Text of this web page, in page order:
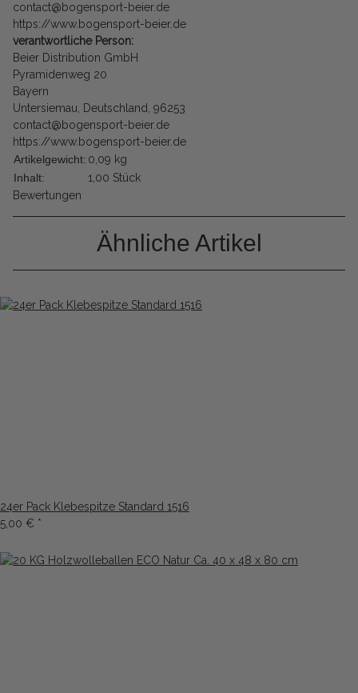
contact@bogensport-beier.de
https://www.bogensport-beier.de
verantwortliche Person:
Beier Distribution GmbH
Pyramidenweg 20
Bayern
Untersiemau, Deutschland, 96253
contact@bogensport-beier.de
https://www.bogensport-beier.de
Artikelgewicht: 0,09 kg
Inhalt:
1,00 Stück
Bewertungen
Ähnliche Artikel
24er Pack Klebespitze Standard 1516
5,00 € *